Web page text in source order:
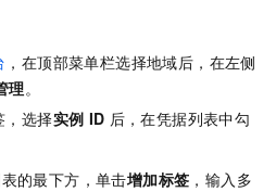
，在顶部菜单栏选择地域后，在左侧
理。
，选择实例 ID 后，在凭据列表中勾
的最下方，单击增加标签 ，输入多